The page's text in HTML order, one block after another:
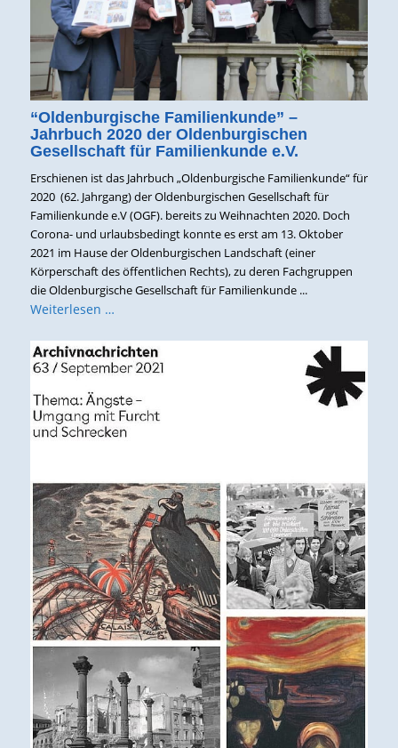
“Oldenburgische Familienkunde” –
Jahrbuch 2020 der Oldenburgischen
Gesellschaft für Familienkunde e.V.
Erschienen ist das Jahrbuch „Oldenburgische Familienkunde“ für
2020 (62. Jahrgang) der Oldenburgischen Gesellschaft für
Familienkunde e.V (OGF). bereits zu Weihnachten 2020. Doch
Corona- und urlaubsbedingt konnte es erst am 13. Oktober
2021 im Hause der Oldenburgischen Landschaft (einer
Körperschaft des öffentlichen Rechts), zu deren Fachgruppen
die Oldenburgische Gesellschaft für Familienkunde ...
Weiterlesen …